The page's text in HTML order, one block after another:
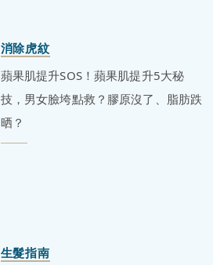
消除虎紋
蘋果肌提升SOS！蘋果肌提升5大秘
技，男女臉垮點救？膠原沒了、脂肪跌
晒？
生髮指南